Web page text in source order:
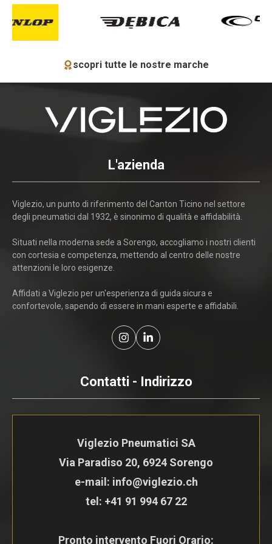
scopri tutte le nostre marche
L'azienda
Viglezio, un punto di riferimento del Canton Ticino nel settore
degli pneumatici dal 1932, è sinonimo di qualità e affidabilità.
Situati nella moderna sede a Sorengo, accogliamo i nostri clienti
con cortesia e competenza, mettendo al centro delle nostre
attenzioni le loro esigenze.
Affidati a Viglezio per un'esperienza di guida sicura e
confortevole, sapendo di essere in mani esperte e affidabili.
Contatti - Indirizzo
Viglezio Pneumatici SA
Via Paradiso 20, 6924 Sorengo
e-mail: info@viglezio.ch
tel: +41 91 994 67 22
Pronto intervento Fuori Orario: